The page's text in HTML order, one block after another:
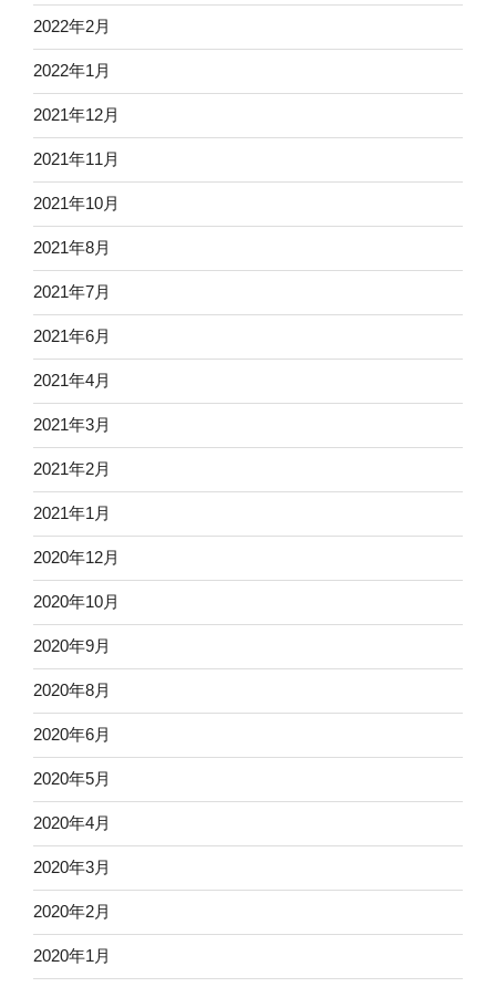
2022年2月
2022年1月
2021年12月
2021年11月
2021年10月
2021年8月
2021年7月
2021年6月
2021年4月
2021年3月
2021年2月
2021年1月
2020年12月
2020年10月
2020年9月
2020年8月
2020年6月
2020年5月
2020年4月
2020年3月
2020年2月
2020年1月